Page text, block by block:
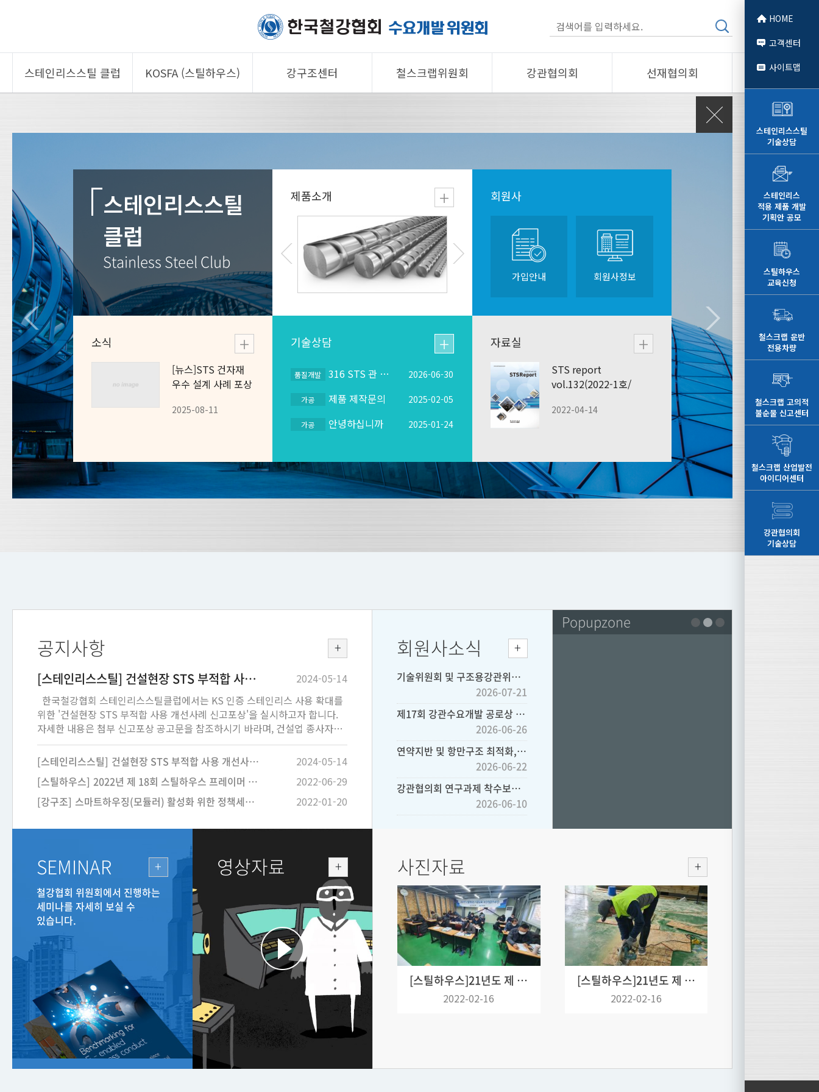
스테인리스스틸 클럽
회원사
정보/자문
제품 기획안 상시
공모
KOSFA (스틸하우스)
회원사
알림/자료
사진/영상
강구조센터
회원사
알림/자료
사진/영상
철스크랩위원회
회원사
알림/자료
사진/영상
강관협의회
회원사
공지/자료
기술자문
선재협의회
회원사
알림/자료
스테인리스스틸 클럽
Stainless Steel Club
KOSFA (스틸하우스)
Korea Steel Framing
Alliance
Steel Construction Center
철스크랩위원회
Steel Scrap Committee
강관협의회
Steel Tubes and Pipes
Committee
선재협의회
Steel Wire Committee
스테인리스스틸
클럽
Stainless Steel Club
제품소개 회원사
가입안내 회원사정보
소식
[뉴스]STS 건자재
우수 설계 사례 포상
2025-08-11
기술상담
품질개발 316 STS 관 내부 산화 문제점 확인 2026-06-30
가공 제품 제작문의 2025-02-05
가공 안녕하십니까 2025-01-24
자료실
STS report
vol.132(2022-1호/
2022-04-14
공지사항
[스테인리스스틸] 건설현장 STS 부적합 사용 개선사례 신고포상 실시 안내
2024-05-14
한국철강협회 스테인리스스틸클럽에서는 KS 인증 스테인리스 사용 확대를
위한 '건설현장 STS 부적합 사용 개선사례 신고포상'을 실시하고자 합니다.
자세한 내용은 첨부 신고포상 공고문을 참조하시기 바라며, 건설업 종사자
여러분들의 많은 관심과 참여를 바랍니다.
1. 신청자격 : 건설업 감리 및 공사·품질관리 업종 종사자 2. 신청대상 :
국가표준시방서(KCS 10 10 20, 자재관리)에 부합하지 않는 스테인리스 사용
실태를 개선한 사례 3. 포상금액 : 50만원/건 * 현장 당 1건 지급(현장이 다를
경우 중복신청 가능) 4. 접수기간 : ‘24. 5. 20. ~ 6. 14. (마감일 도착분에 한함)
5. 접수방법 : 제출서류 구비하여 이메일 접수 6. 접 수 처 : 한국철강협회
스테인리스스틸클럽(dohyun.lee@ekosa.or.kr) 7. 제출서류 ① 신고포상
주간보고서, 시정조치요구서 등 ③ 개선자료 1부 (자유양식) * 개선결과
확인이 가능한 내용 필수 포함(사진, 도면 등) ④ 개인정보 제공 동의서 1부
[스테인리스스틸] 건설현장 STS 부적합 사용 개선사례 신고포상 실시 안내
2024-05-14
[스틸하우스] 2022년 제 18회 스틸하우스 프레이머 민간자격검정 시행
2022-06-29
[강구조] 스마트하우징(모듈러) 활성화 위한 정책세미나 개최 2022-01-20
회원사소식
기술위원회 및 구조용강관위원회 회의 개최 (8. 27)
2026-07-21
제17회 강관수요개발 공로상 후보 추천 요청
2026-06-26
연약지반 및 항만구조 최적화, 강관말뚝 기술 세미나(간담회) 개최 (참석 요청)
2026-06-22
강관협의회 연구과제 착수보고회 개최
2026-06-10
Popupzone
SEMINAR
철강협회 위원회에서 진행하는
세미나를 자세히 보실 수
있습니다.
영상자료 사진자료
[스틸하우스]21년도 제 3차 스틸하우스 시공교육 사진
2022-02-16
[스틸하우스]21년도 제 2차 스틸하우스 시공교육 사진
2022-02-16
HOME
고객센터
사이트맵
스테인리스스틸
기술상담
스테인리스
적용 제품 개발
기획안 공모
스틸하우스
교육신청
철스크랩 운반
전용차량
철스크랩 고의적
불순물 신고센터
철스크랩 산업발전
아이디어센터
강관협의회
기술상담